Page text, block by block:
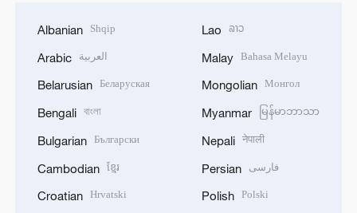
Albanian Shqip
Arabic العربية
Belarusian Беларуская
Bengali বাংলা
Bulgarian Български
Cambodian ខ្មែរ
Croatian Hrvatski
Lao ລາວ
Malay Bahasa Melayu
Mongolian Монгол
Myanmar မြန်မာဘာသာ
Nepali नेपाली
Persian فارسی
Polish Polski